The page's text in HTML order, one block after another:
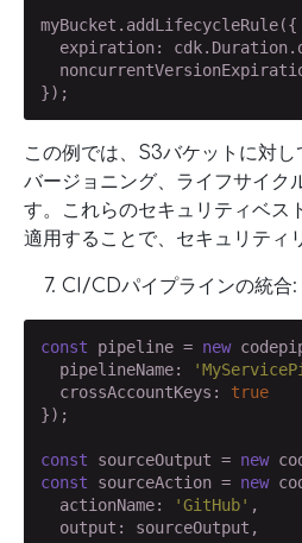
myBucket.addLifecycleRule({
expiration:
});
この例では、S3バケットに対し
バージョニング、ライフサイク
す。これらのセキュリティベス
適用することで、セキュリティ
CI/CDパイプラインの統合:
const pipeline = new
  pipelineName:
  crossAccountKeys:
true
});
const sourceOutput = new
const sourceAction = new
  actionName:
'GitHub' ,
  output: sourceOutput,